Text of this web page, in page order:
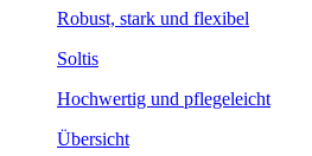
Robust, stark und flexibel
Soltis
Hochwertig und pflegeleicht
Übersicht